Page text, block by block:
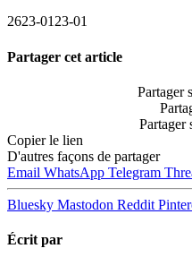
2623-0123-01
Partager cet article
Partager
Partager
Copier le lien
D'autres façons de partager
Email WhatsApp Telegram
Bluesky Mastodon Reddit
Écrit par